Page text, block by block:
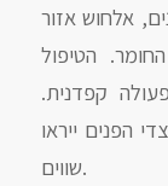
אלחוש אזור
הטיפול
קפדנית.
הפנים ייראו
שווים.